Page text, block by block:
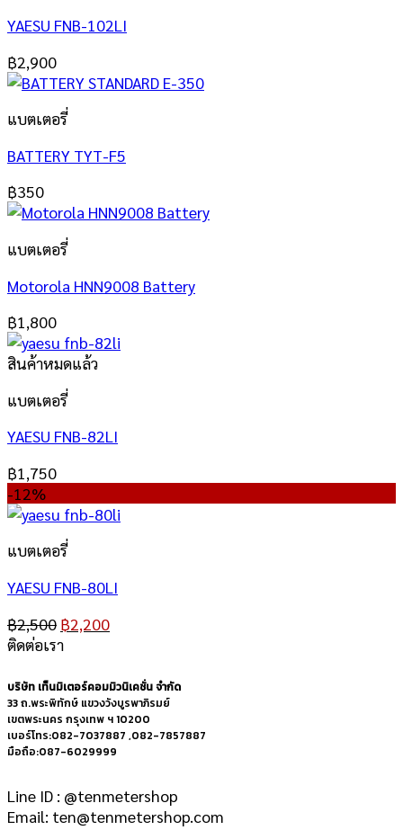
YAESU FNB-102LI
฿2,900
แบตเตอรี่
BATTERY TYT-F5
฿350
แบตเตอรี่
Motorola HNN9008 Battery
฿1,800
สินค้าหมดแล้ว
แบตเตอรี่
YAESU FNB-82LI
฿1,750
-12%
แบตเตอรี่
YAESU FNB-80LI
฿2,500 ฿2,200
ติดต่อเรา
บริษัท เท็นมิเตอร์คอมมิวนิเคชั่น จำกัด
33 ถ.พระพิทักษ์ แขวงวังบูรพาภิรมย์
เขตพระนคร กรุงเทพ ฯ 10200
เบอร์โทร:082-7037887 ,082-7857887
มือถือ:087-6029999
Line ID : @tenmetershop
Email: ten@tenmetershop.com